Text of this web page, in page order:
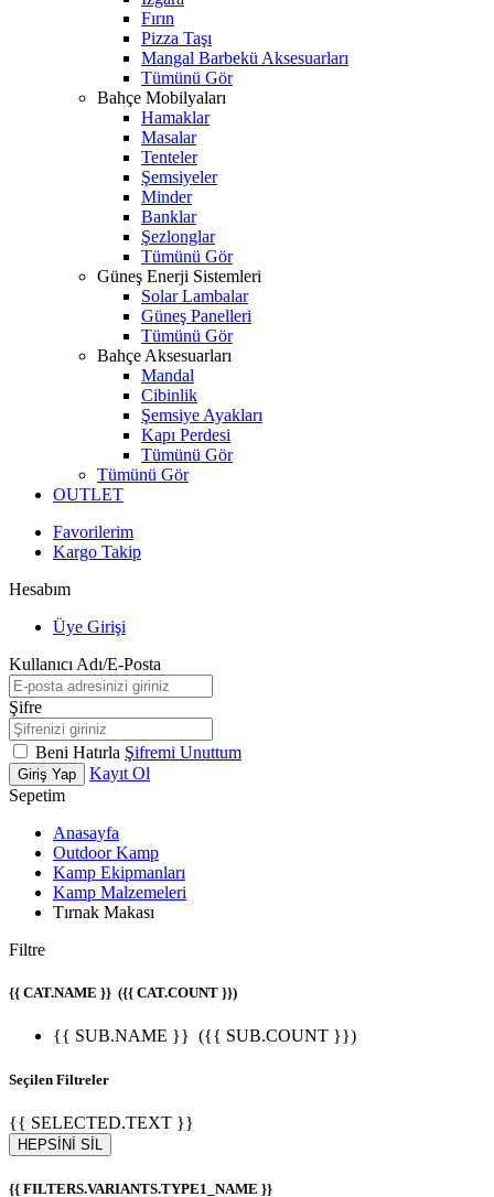
Fırın
Pizza Taşı
Mangal Barbekü Aksesuarları
Tümünü Gör
Bahçe Mobilyaları
Hamaklar
Masalar
Tenteler
Şemsiyeler
Minder
Banklar
Şezlonglar
Tümünü Gör
Güneş Enerji Sistemleri
Solar Lambalar
Güneş Panelleri
Tümünü Gör
Bahçe Aksesuarları
Mandal
Cibinlik
Şemsiye Ayakları
Kapı Perdesi
Tümünü Gör
Tümünü Gör
OUTLET
Favorilerim
Kargo Takip
Hesabım
Üye Girişi
Kullanıcı Adı/E-Posta
Şifre
Beni Hatırla Şifremi Unuttum
Giriş Yap
Kayıt Ol
Sepetim
Anasayfa
Outdoor Kamp
Kamp Ekipmanları
Kamp Malzemeleri
Tırnak Makası
Filtre
{{ CAT.NAME }} ({{ CAT.COUNT }})
{{ SUB.NAME }} ({{ SUB.COUNT }})
Seçilen Filtreler
{{ SELECTED.TEXT }}
HEPSİNİ SİL
{{ FILTERS.VARIANTS.TYPE1_NAME }}